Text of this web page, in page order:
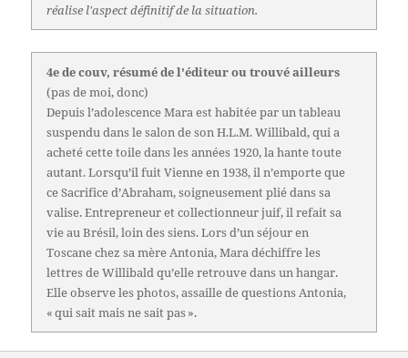
réalise l'aspect définitif de la situation.
4e de couv, résumé de l'éditeur ou trouvé ailleurs
(pas de moi, donc)
Depuis l’adolescence Mara est habitée par un tableau
suspendu dans le salon de son H.L.M. Willibald, qui a
acheté cette toile dans les années 1920, la hante toute
autant. Lorsqu’il fuit Vienne en 1938, il n’emporte que
ce Sacrifice d’Abraham, soigneusement plié dans sa
valise. Entrepreneur et collectionneur juif, il refait sa
vie au Brésil, loin des siens. Lors d’un séjour en
Toscane chez sa mère Antonia, Mara déchiffre les
lettres de Willibald qu’elle retrouve dans un hangar.
Elle observe les photos, assaille de questions Antonia,
« qui sait mais ne sait pas ».